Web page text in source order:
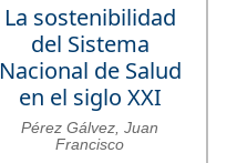
La sostenibilidad
del Sistema
Nacional de Salud
en el siglo XXI
Pérez Gálvez, Juan
Francisco